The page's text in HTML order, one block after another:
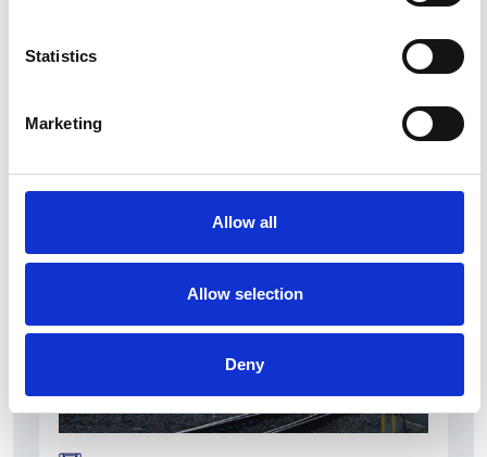
Statistics
Marketing
Allow all
Allow selection
Deny
La Škoda avvia la produzione del suo SUV Peaq